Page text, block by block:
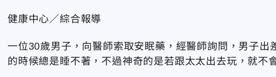
健康中心／綜合報導
一位30歲男子，向醫師索取安眠藥，經醫師詢問，男子出
的時候總是睡不著，不過神奇的是若跟太太出去玩，就不